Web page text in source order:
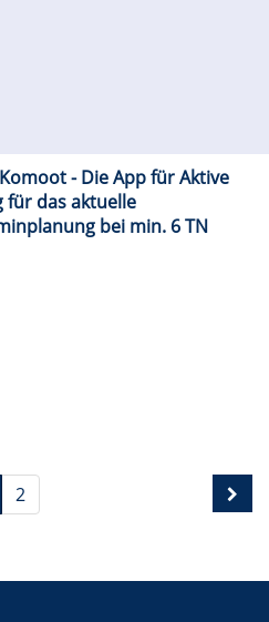
- Die App für Aktive
für das aktuelle
bei min. 6 TN
2